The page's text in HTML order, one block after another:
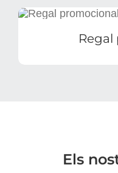
Els